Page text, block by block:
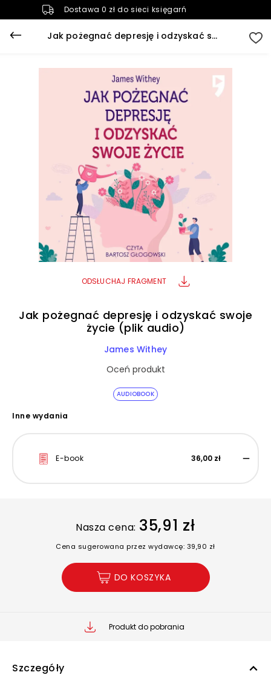
Dostawa 0 zł do sieci księgarń
Jak pożegnać depresję i odzyskać swoje życie (plik audio)
ODSŁUCHAJ FRAGMENT
AUDIOBOOK
Jak pożegnać depresję i odzyskać swoje
życie (plik audio)
James Withey
Oceń produkt
Inne wydania
E-book 36,00 zł
Nasza cena: 35,91 zł
Cena sugerowana przez wydawcę: 39,90 zł
DO KOSZYKA
Produkt do pobrania
Szczegóły